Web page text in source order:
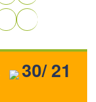
30/ 21